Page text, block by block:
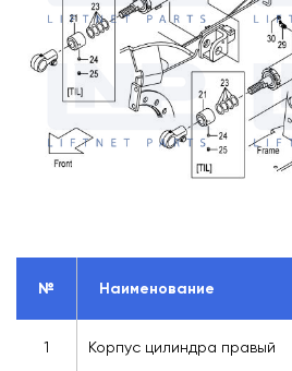
№ Наименование
1 Корпус цилиндра правый